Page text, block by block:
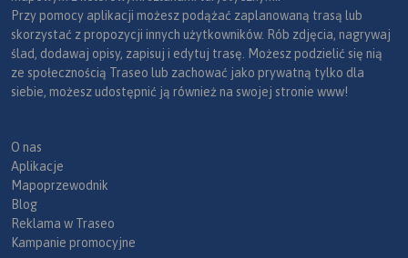
Przy pomocy aplikacji możesz podążać zaplanowaną trasą lub
skorzystać z propozycji innych użytkowników. Rób zdjęcia, nagrywaj
ślad, dodawaj opisy, zapisuj i edytuj trasę. Możesz podzielić się nią
ze społecznością Traseo lub zachować jako prywatną tylko dla
siebie, możesz udostępnić ją również na swojej stronie www!
O nas
Aplikacje
Mapoprzewodnik
Blog
Reklama w Traseo
Kampanie promocyjne